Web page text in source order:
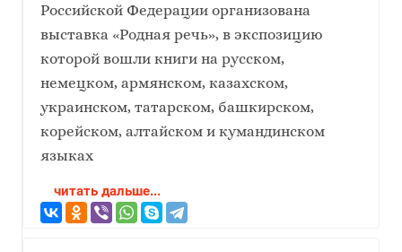
Российской Федерации организована
выставка «Родная речь», в экспозицию
которой вошли книги на русском,
немецком, армянском, казахском,
украинском, татарском, башкирском,
корейском, алтайском и кумандинском
языках
читать дальше...